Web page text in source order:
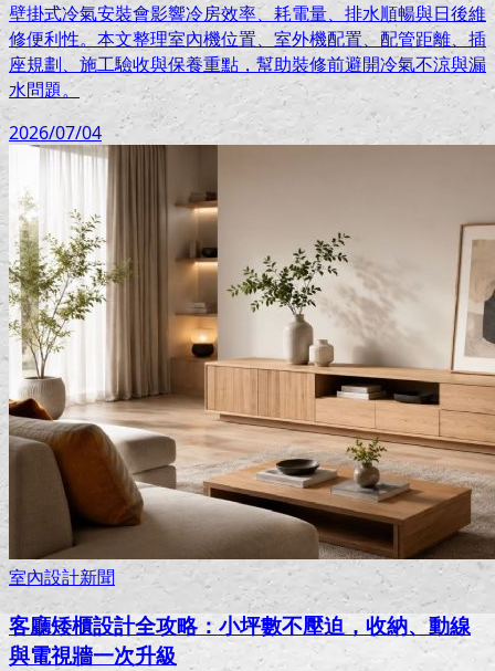
壁掛式冷氣安裝會影響冷房效率、耗電量、排水順暢與日後維
修便利性。本文整理室內機位置、室外機配置、配管距離、插
座規劃、施工驗收與保養重點，幫助裝修前避開冷氣不涼與漏
水問題。
2026/07/04
室內設計新聞
客廳矮櫃設計全攻略：小坪數不壓迫，收納、動線
與電視牆一次升級